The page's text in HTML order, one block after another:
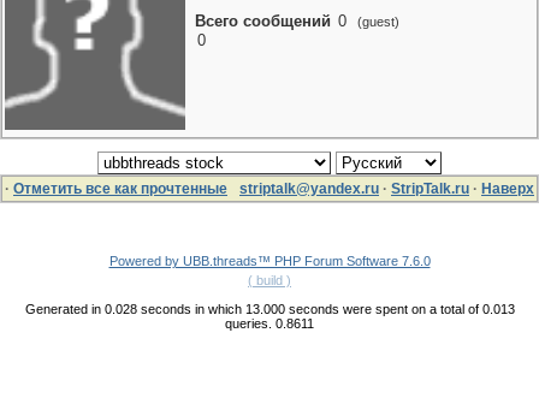
Всего сообщений 0 (guest)
0
· Отметить все как прочтенные striptalk@yandex.ru · StripTalk.ru · Наверх
Powered by UBB.threads™ PHP Forum Software 7.6.0
( build )
Generated in 0.028 seconds in which 13.000 seconds were spent on a total of 0.013
queries. 0.8611